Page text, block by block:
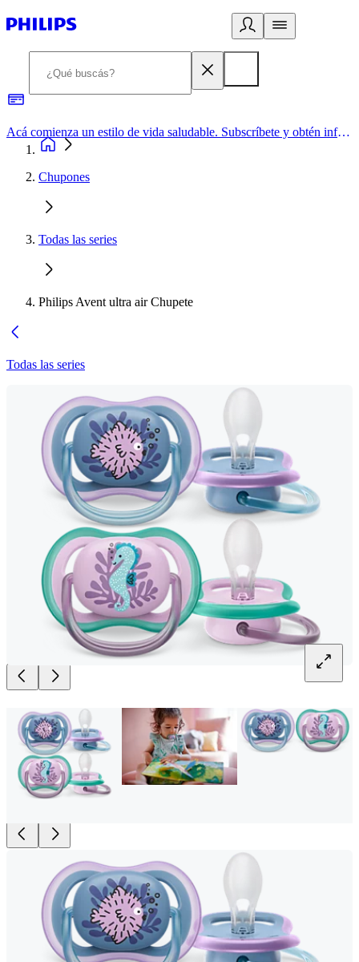
Acá comienza un estilo de vida saludable. Subscríbete y obtén información de primera mano
Chupones
Todas las series
Philips Avent ultra air Chupete
Todas las series